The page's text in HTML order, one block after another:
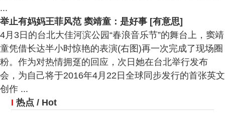
...
举止有妈妈王菲风范 窦靖童：是好事 [有意思]
4月3日的台北大佳河滨公园“春浪音乐节”的舞台上，窦靖
童凭借长达半小时惊艳的表演(右图)再一次完成了现场圈
粉。作为对热情拥趸的回应，次日她在台北举行发布
会，为自己将于2016年4月22日全球同步发行的首张英文
创作 ...
I热点/ Hot